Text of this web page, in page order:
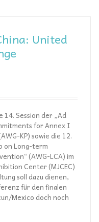
United
14. Session der „Ad
for Annex I
KP) sowie die 12.
on Long-term
(AWG-LCA) im
Center (MJCEC)
soll dazu dienen,
für den finalen
Mexico doch noch